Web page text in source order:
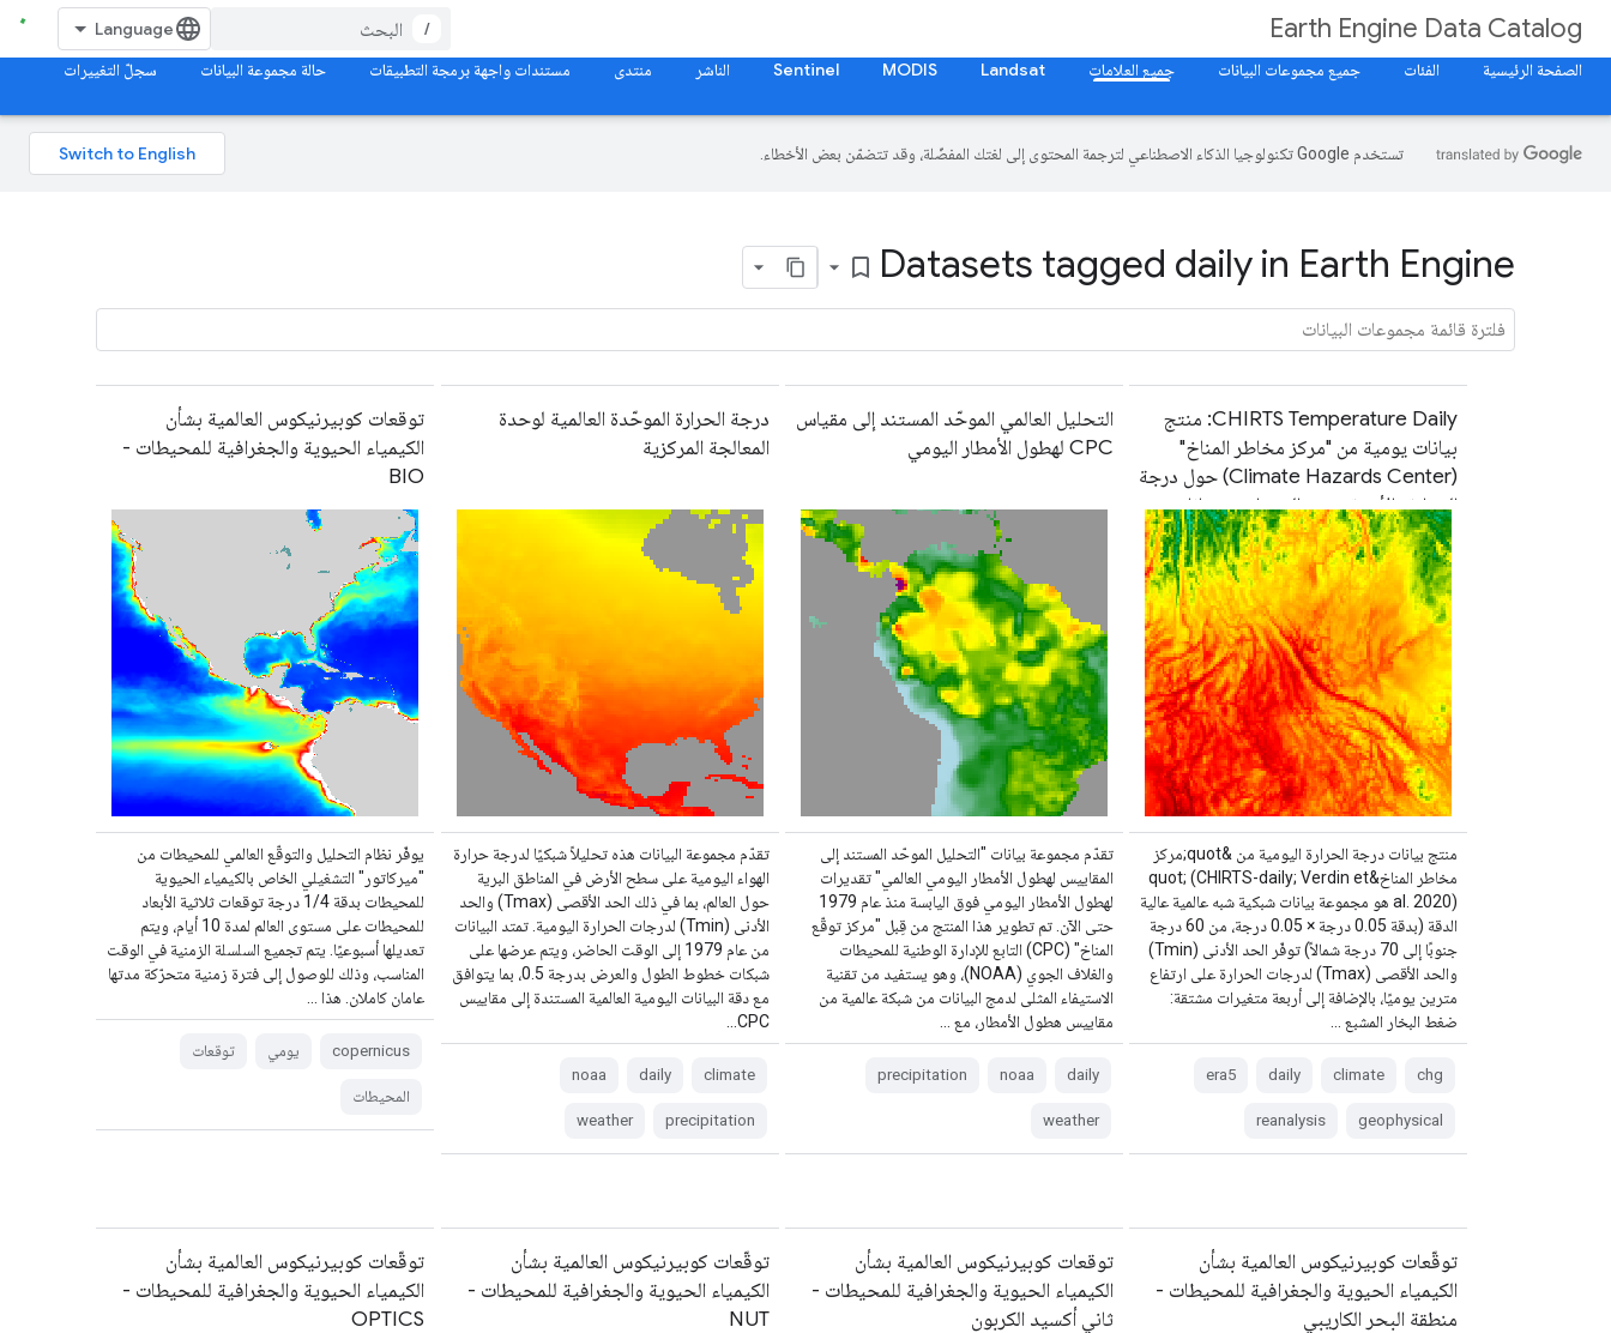
Earth Engine Data Catalog
/
الصفحة الرئيسية
الفئات جميع مجموعات البيانات جميع العلامات Landsat
MODIS
Sentinel الناشر منتدى مستندات واجهة برمجة التطبيقات حالة مجموعة البيانات سجلّ التغييرات
تستخدم Google تكنولوجيا الذكاء الاصطناعي لترجمة المحتوى إلى لغتك المفضّلة، وقد تتضمّن بعض الأخطاء.
Datasets tagged daily in Earth Engine
bookmark_border
CHIRTS Temperature Daily: منتج
بيانات يومية من "مركز مخاطر المناخ"
(Climate Hazards Center) حول درجة
الحرارة بالأشعة تحت الحمراء مع بيانات
المحطات
منتج بيانات درجة الحرارة اليومية من &quot;مركز
مخاطر المناخ&quot; (CHIRTS-daily; Verdin et
al. 2020) هو مجموعة بيانات شبكية شبه عالمية عالية
الدقة (بدقة 0.05 درجة × 0.05 درجة، من 60 درجة
جنوبًا إلى 70 درجة شمالاً) توفّر الحد الأدنى (Tmin)
والحد الأقصى (Tmax) لدرجات الحرارة على ارتفاع
مترين يوميًا، بالإضافة إلى أربعة متغيرات مشتقة:
ضغط البخار المشبع …
chg
climate
daily
era5
geophysical
reanalysis
التحليل العالمي الموحّد المستند إلى مقياس
CPC لهطول الأمطار اليومي
تقدّم مجموعة بيانات "التحليل الموحّد المستند إلى
المقاييس لهطول الأمطار اليومي العالمي" تقديرات
لهطول الأمطار اليومي فوق اليابسة منذ عام 1979
حتى الآن. تم تطوير هذا المنتج من قِبل "مركز توقّع
المناخ" (CPC) التابع للإدارة الوطنية للمحيطات
والغلاف الجوي (NOAA)، وهو يستفيد من تقنية
الاستيفاء المثلى لدمج البيانات من شبكة عالمية من
مقاييس هطول الأمطار، مع …
daily
noaa
precipitation
weather
درجة الحرارة الموحّدة العالمية لوحدة
المعالجة المركزية
تقدّم مجموعة البيانات هذه تحليلاً شبكيًا لدرجة حرارة
الهواء اليومية على سطح الأرض في المناطق البرية
حول العالم، بما في ذلك الحد الأقصى (Tmax) والحد
الأدنى (Tmin) لدرجات الحرارة اليومية. تمتد البيانات
من عام 1979 إلى الوقت الحاضر، ويتم عرضها على
شبكات خطوط الطول والعرض بدرجة 0.5، بما يتوافق
مع دقة البيانات اليومية العالمية المستندة إلى مقاييس
CPC…
climate
daily
noaa
precipitation
weather
توقعات كوبيرنيكوس العالمية بشأن
الكيمياء الحيوية والجغرافية للمحيطات -
BIO
يوفّر نظام التحليل والتوقّع العالمي للمحيطات من
"ميركاتور" التشغيلي الخاص بالكيمياء الحيوية
للمحيطات بدقة 1/4 درجة توقعات ثلاثية الأبعاد
للمحيطات على مستوى العالم لمدة 10 أيام، ويتم
تعديلها أسبوعيًا. يتم تجميع السلسلة الزمنية في الوقت
المناسب، وذلك للوصول إلى فترة زمنية متحرّكة مدتها
عامان كاملان. هذا …
copernicus يومي توقعات
المحيطات
توقّعات كوبيرنيكوس العالمية بشأن
الكيمياء الحيوية والجغرافية للمحيطات -
منطقة البحر الكاريبي
توقعات كوبيرنيكوس العالمية بشأن
الكيمياء الحيوية والجغرافية للمحيطات -
ثاني أكسيد الكربون
توقّعات كوبيرنيكوس العالمية بشأن
الكيمياء الحيوية والجغرافية للمحيطات -
NUT
توقّعات كوبيرنيكوس العالمية بشأن
الكيمياء الحيوية والجغرافية للمحيطات -
OPTICS